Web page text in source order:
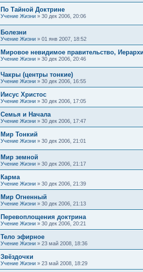
По Тайной Доктрине
Учение Жизни » 30 дек 2006, 20:06
Болезни
Учение Жизни » 01 янв 2007, 18:52
Мировое невидимое правительство,
Учение Жизни » 30 дек 2006, 20:46
Чакры (центры тонкие)
Учение Жизни » 30 дек 2006, 16:55
Иисус Христос
Учение Жизни » 30 дек 2006, 17:05
Семья и Начала
Учение Жизни » 30 дек 2006, 17:47
Мир Тонкий
Учение Жизни » 30 дек 2006, 21:01
Мир земной
Учение Жизни » 30 дек 2006, 21:17
Карма
Учение Жизни » 30 дек 2006, 21:39
Мир Огненный
Учение Жизни » 30 дек 2006, 21:13
Перевоплощения доктрина
Учение Жизни » 30 дек 2006, 20:21
Тело эфирное
Учение Жизни » 23 май 2008, 18:36
Звёздочки
Учение Жизни » 23 май 2008, 18:29